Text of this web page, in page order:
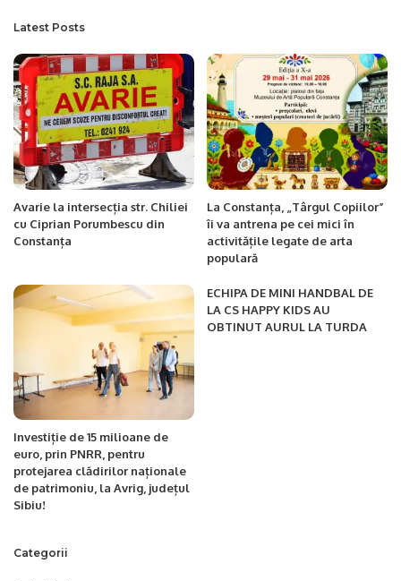
Latest Posts
Avarie la intersecția str. Chiliei
cu Ciprian Porumbescu din
Constanța
La Constanța, „Târgul Copiilor”
îi va antrena pe cei mici în
activitățile legate de arta
populară
Investiție de 15 milioane de
euro, prin PNRR, pentru
protejarea clădirilor naționale
de patrimoniu, la Avrig, județul
Sibiu!
ECHIPA DE MINI HANDBAL DE
LA CS HAPPY KIDS AU
OBTINUT AURUL LA TURDA
Categorii